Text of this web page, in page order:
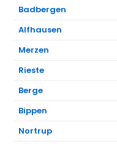
Badbergen
Alfhausen
Merzen
Rieste
Berge
Bippen
Nortrup